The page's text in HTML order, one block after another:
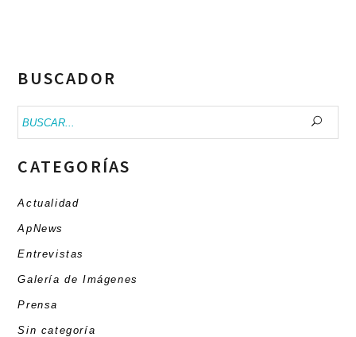
BUSCADOR
Buscar:
CATEGORÍAS
Actualidad
ApNews
Entrevistas
Galería de Imágenes
Prensa
Sin categoría